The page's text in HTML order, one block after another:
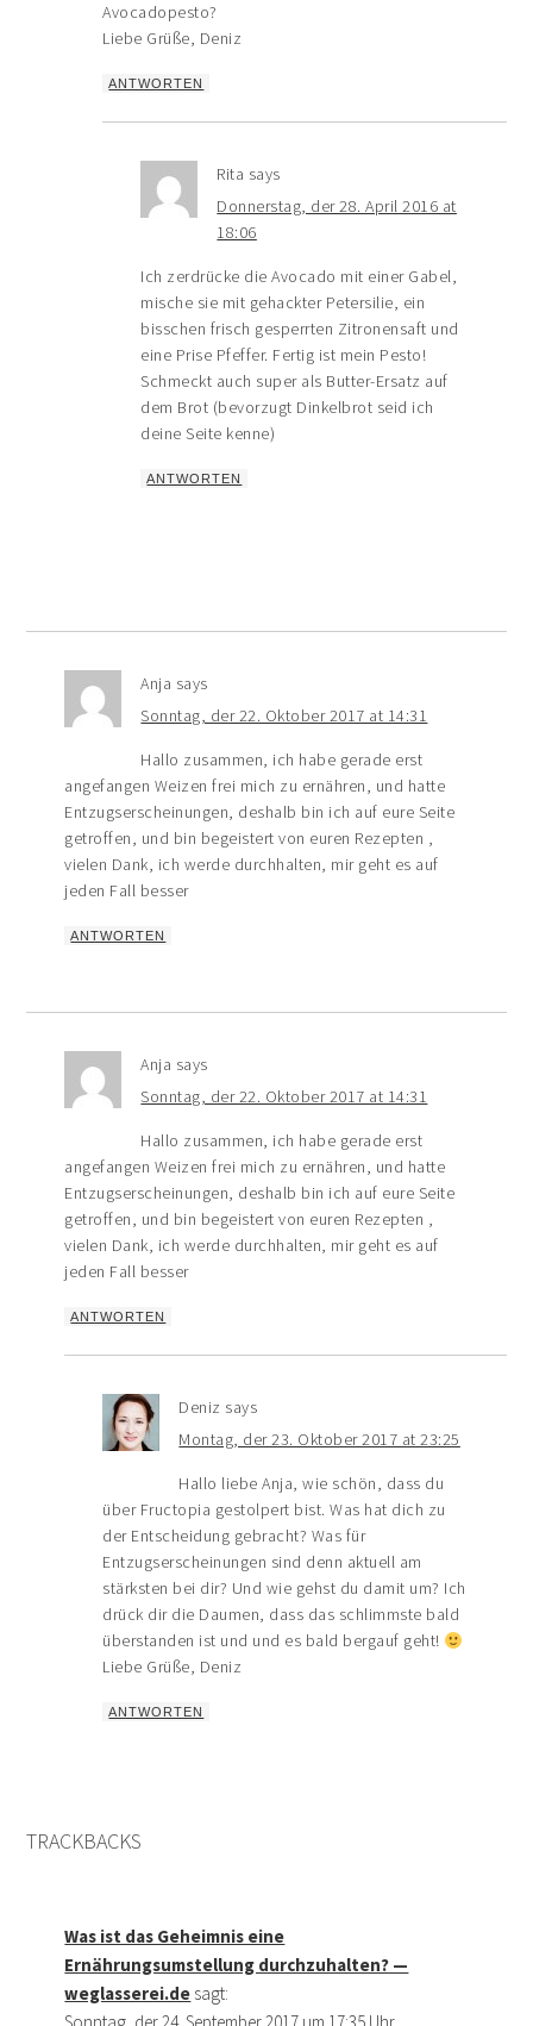
Avocadopesto?
Liebe Grüße, Deniz
ANTWORTEN
Rita says
Donnerstag, der 28. April 2016 at
18:06
Ich zerdrücke die Avocado mit einer Gabel,
mische sie mit gehackter Petersilie, ein
bisschen frisch gesperrten Zitronensaft und
eine Prise Pfeffer. Fertig ist mein Pesto!
Schmeckt auch super als Butter-Ersatz auf
dem Brot (bevorzugt Dinkelbrot seid ich
deine Seite kenne)
ANTWORTEN
Anja says
Sonntag, der 22. Oktober 2017 at 14:31
Hallo zusammen, ich habe gerade erst
angefangen Weizen frei mich zu ernähren, und hatte
Entzugserscheinungen, deshalb bin ich auf eure Seite
getroffen, und bin begeistert von euren Rezepten ,
vielen Dank, ich werde durchhalten, mir geht es auf
jeden Fall besser
ANTWORTEN
Anja says
Sonntag, der 22. Oktober 2017 at 14:31
Hallo zusammen, ich habe gerade erst
angefangen Weizen frei mich zu ernähren, und hatte
Entzugserscheinungen, deshalb bin ich auf eure Seite
getroffen, und bin begeistert von euren Rezepten ,
vielen Dank, ich werde durchhalten, mir geht es auf
jeden Fall besser
ANTWORTEN
Deniz says
Montag, der 23. Oktober 2017 at 23:25
Hallo liebe Anja, wie schön, dass du
über Fructopia gestolpert bist. Was hat dich zu
der Entscheidung gebracht? Was für
Entzugserscheinungen sind denn aktuell am
stärksten bei dir? Und wie gehst du damit um? Ich
drück dir die Daumen, dass das schlimmste bald
überstanden ist und und es bald bergauf geht!
Liebe Grüße, Deniz
ANTWORTEN
TRACKBACKS
Was ist das Geheimnis eine
Ernährungsumstellung durchzuhalten? —
weglasserei.de sagt: